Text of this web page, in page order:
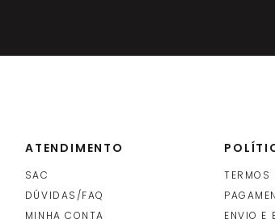
ATENDIMENTO
SAC
DÚVIDAS/FAQ
MINHA CONTA
TERMOS
ENVIO E